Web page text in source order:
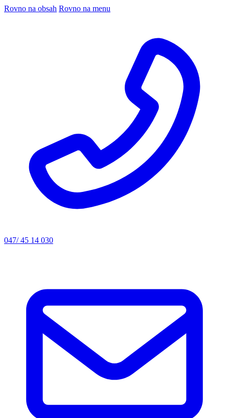
Rovno na obsah Rovno na menu
047/ 45 14 030